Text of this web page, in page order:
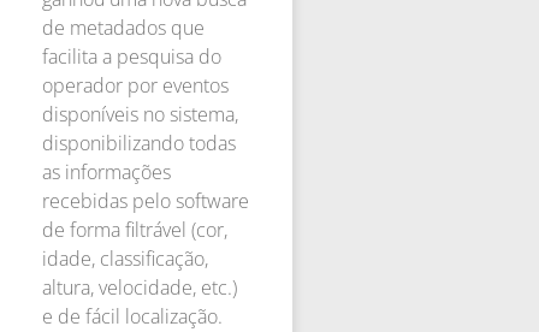
de metadados que
facilita a pesquisa do
operador por eventos
disponíveis no sistema,
disponibilizando todas
as informações
recebidas pelo software
de forma filtrável (cor,
idade, classificação,
altura, velocidade, etc.)
e de fácil localização.